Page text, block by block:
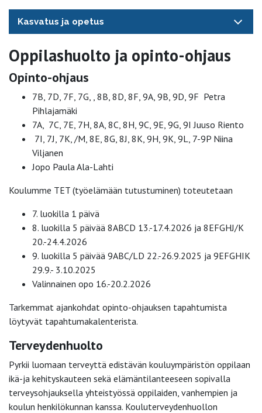
Kasvatus ja opetus
Oppilashuolto ja opinto-ohjaus
Opinto-ohjaus
7B, 7D, 7F, 7G, , 8B, 8D, 8F, 9A, 9B, 9D, 9F Petra
Pihlajamäki
7A, 7C, 7E, 7H, 8A, 8C, 8H, 9C, 9E, 9G, 9I Juuso Riento
7I, 7J, 7K, /M, 8E, 8G, 8J, 8K, 9H, 9K, 9L, 7-9P Niina
Viljanen
Jopo Paula Ala-Lahti
Koulumme TET (työelämään tutustuminen) toteutetaan
7. luokilla 1 päivä
8. luokilla 5 päivää 8ABCD 13.-17.4.2026 ja 8EFGHJ/K
20.-24.4.2026
9. luokilla 5 päivää 9ABC/LD 22.-26.9.2025 ja 9EFGHIK
29.9.- 3.10.2025
Valinnainen opo 16.-20.2.2026
Tarkemmat ajankohdat opinto-ohjauksen tapahtumista
löytyvät tapahtumakalenterista.
Terveydenhuolto
Pyrkii luomaan terveyttä edistävän kouluympäristön oppilaan
ikä-ja kehityskauteen sekä elämäntilanteeseen sopivalla
terveysohjauksella yhteistyössä oppilaiden, vanhempien ja
koulun henkilökunnan kanssa. Kouluterveydenhuollon